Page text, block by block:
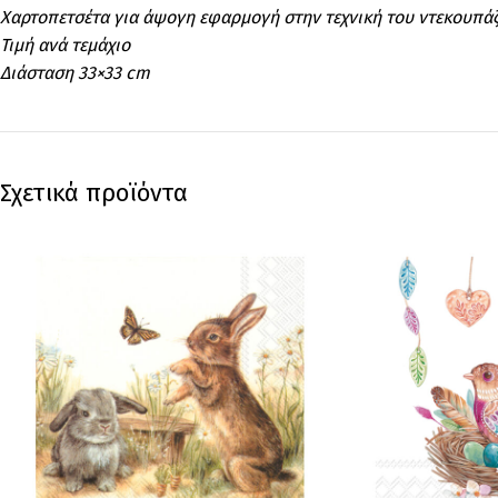
Χαρτοπετσέτα για άψογη εφαρμογή στην τεχνική του ντεκουπάζ
Τιμή ανά τεμάχιο
Διάσταση 33×33 cm
Σχετικά προϊόντα